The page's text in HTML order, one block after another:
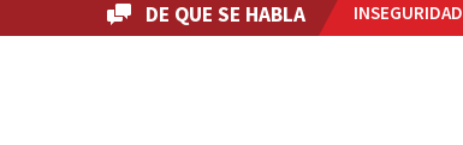
DE QUE SE HABLA INSEGURIDAD